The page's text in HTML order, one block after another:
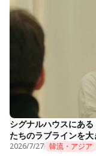
シグナルハウスにあ
たちのラブラインを
2026/7/27 韓流・アジア